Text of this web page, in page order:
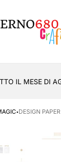
del
negozio
IL MESE DI
·DESIGN